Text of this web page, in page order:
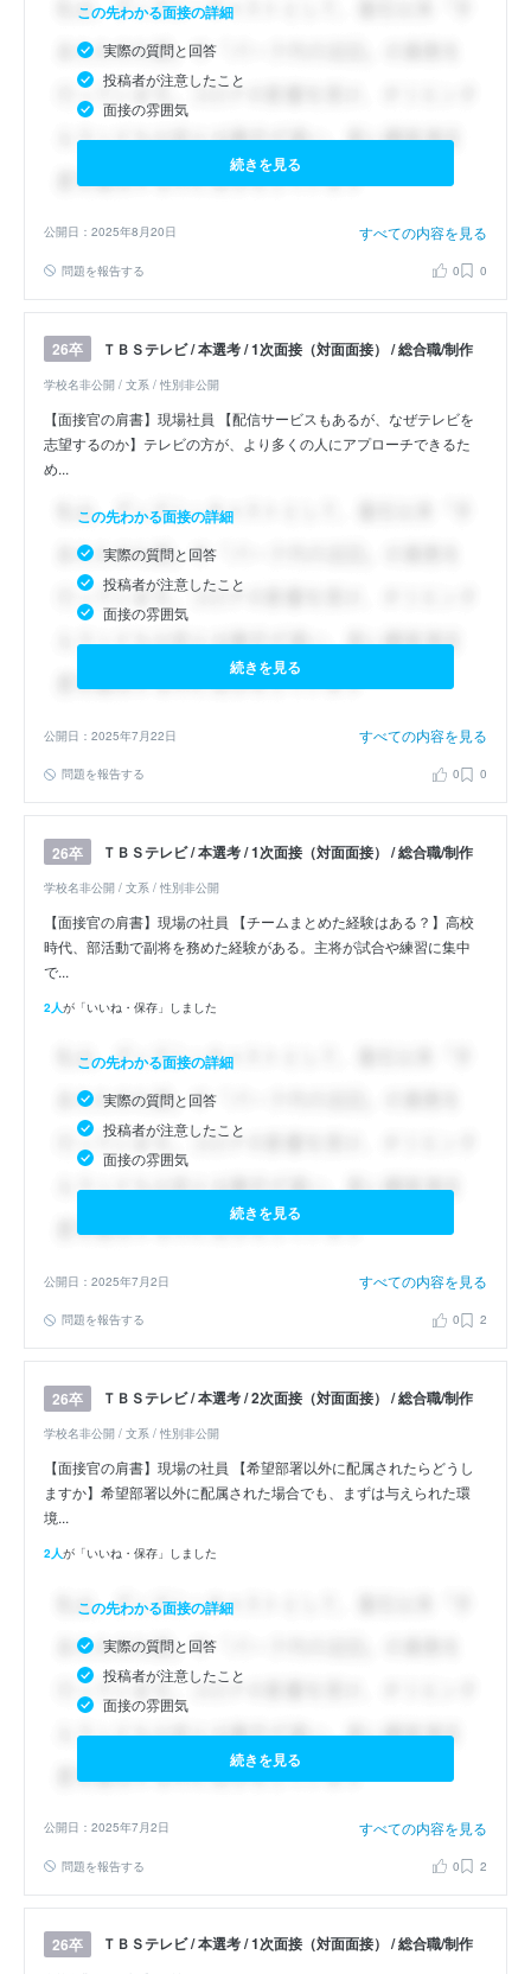
この先わかる面接の詳細
実際の質問と回答
投稿者が注意したこと
面接の雰囲気
続きを見る
公開日：2025年8月20日 すべての内容を見る
問題を報告する 0 0
26卒 ＴＢＳテレビ / 本選考 / 1次面接（対面面接） / 総合職/制作
学校名非公開 / 文系 / 性別非公開
【面接官の肩書】現場社員 【配信サービスもあるが、なぜテレビを
志望するのか】テレビの方が、より多くの人にアプローチできるた
め...
この先わかる面接の詳細
実際の質問と回答
投稿者が注意したこと
面接の雰囲気
続きを見る
公開日：2025年7月22日 すべての内容を見る
問題を報告する 0 0
26卒 ＴＢＳテレビ / 本選考 / 1次面接（対面面接） / 総合職/制作
学校名非公開 / 文系 / 性別非公開
【面接官の肩書】現場の社員 【チームまとめた経験はある？】高校
時代、部活動で副将を務めた経験がある。主将が試合や練習に集中
で...
2人が「いいね・保存」しました
この先わかる面接の詳細
実際の質問と回答
投稿者が注意したこと
面接の雰囲気
続きを見る
公開日：2025年7月2日 すべての内容を見る
問題を報告する 0 2
26卒 ＴＢＳテレビ / 本選考 / 2次面接（対面面接） / 総合職/制作
学校名非公開 / 文系 / 性別非公開
【面接官の肩書】現場の社員 【希望部署以外に配属されたらどうし
ますか】希望部署以外に配属された場合でも、まずは与えられた環
境...
2人が「いいね・保存」しました
この先わかる面接の詳細
実際の質問と回答
投稿者が注意したこと
面接の雰囲気
続きを見る
公開日：2025年7月2日 すべての内容を見る
問題を報告する 0 2
26卒 ＴＢＳテレビ / 本選考 / 1次面接（対面面接） / 総合職/制作